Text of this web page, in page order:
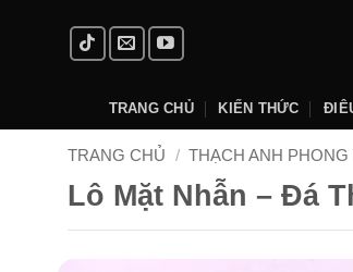
TRANG CHỦ KIẾN THỨC
TRANG CHỦ / THẠCH ANH PHONG
Lô Mặt Nhẫn – Đá